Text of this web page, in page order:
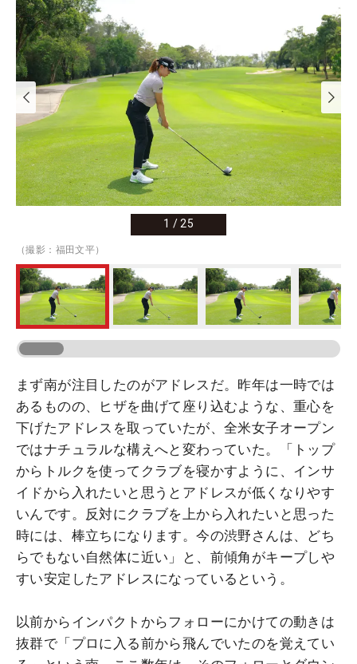
1 /25
（撮影：福田文平）
まず南が注目したのがアドレスだ。昨年は一時では
あるものの、ヒザを曲げて座り込むような、重心を
下げたアドレスを取っていたが、全米女子オープン
ではナチュラルな構えへと変わっていた。「トップ
からトルクを使ってクラブを寝かすように、インサ
イドから入れたいと思うとアドレスが低くなりやす
いんです。反対にクラブを上から入れたいと思った
時には、棒立ちになります。今の渋野さんは、どち
らでもない自然体に近い」と、前傾角がキープしや
すい安定したアドレスになっているという。
以前からインパクトからフォローにかけての動きは
抜群で「プロに入る前から飛んでいたのを覚えてい